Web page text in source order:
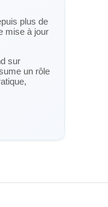
plus de
mise à jour
sur
un rôle